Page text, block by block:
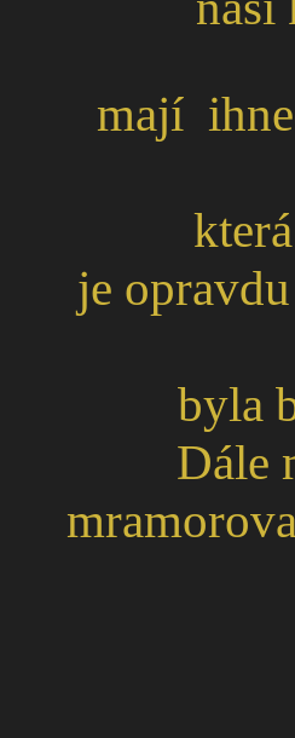
mají
je
byla
Dále